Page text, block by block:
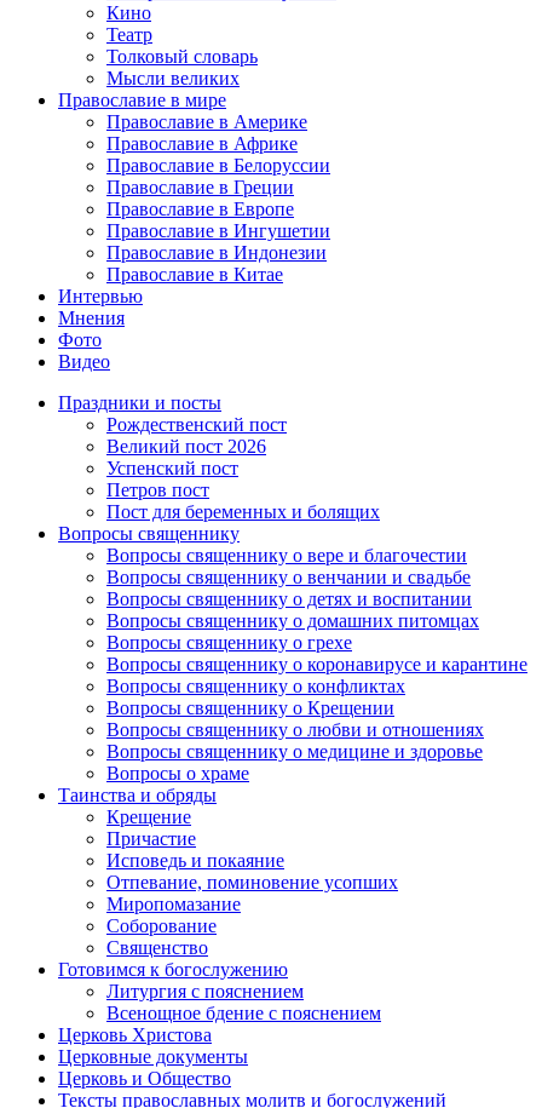
Кино
Театр
Толковый словарь
Мысли великих
Православие в мире
Православие в Америке
Православие в Африке
Православие в Белоруссии
Православие в Греции
Православие в Европе
Православие в Ингушетии
Православие в Индонезии
Православие в Китае
Интервью
Мнения
Фото
Видео
Праздники и посты
Рождественский пост
Великий пост 2026
Успенский пост
Петров пост
Пост для беременных и болящих
Вопросы священнику
Вопросы священнику о вере и благочестии
Вопросы священнику о венчании и свадьбе
Вопросы священнику о детях и воспитании
Вопросы священнику о домашних питомцах
Вопросы священнику о грехе
Вопросы священнику о коронавирусе и карантине
Вопросы священнику о конфликтах
Вопросы священнику о Крещении
Вопросы священнику о любви и отношениях
Вопросы священнику о медицине и здоровье
Вопросы о храме
Таинства и обряды
Крещение
Причастие
Исповедь и покаяние
Отпевание, поминовение усопших
Миропомазание
Соборование
Священство
Готовимся к богослужению
Литургия с пояснением
Всенощное бдение с пояснением
Церковь Христова
Церковные документы
Церковь и Общество
Тексты православных молитв и богослужений